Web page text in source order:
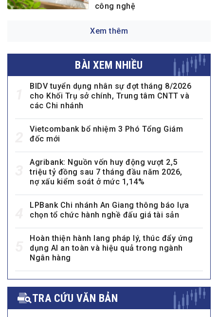
công nghệ
Xem thêm
BÀI XEM NHIỀU
BIDV tuyển dụng nhân sự đợt tháng 8/2026
cho Khối Trụ sở chính, Trung tâm CNTT và
các Chi nhánh
Vietcombank bổ nhiệm 3 Phó Tổng Giám
đốc mới
Agribank: Nguồn vốn huy động vượt 2,5
triệu tỷ đồng sau 7 tháng đầu năm 2026,
nợ xấu kiểm soát ở mức 1,14%
LPBank Chi nhánh An Giang thông báo lựa
chọn tổ chức hành nghề đấu giá tài sản
Hoàn thiện hành lang pháp lý, thúc đẩy ứng
dụng AI an toàn và hiệu quả trong ngành
Ngân hàng
TRA CỨU VĂN BẢN